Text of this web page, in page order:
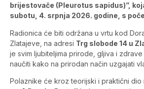
brijestovače (Pleurotus sapidus)”,
subotu, 4. srpnja 2026. godine, s
Radionica će biti održana u vrtu kod
Zlatajeve, na adresi Trg slobode 14 u
je svim ljubiteljima prirode, gljiva i
naučiti kako na prirodan način uzgajati
Polaznike će kroz teorijski i praktični dio